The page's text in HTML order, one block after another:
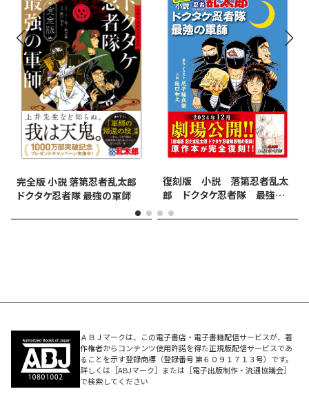
完全版 小説 落第忍者乱太郎
ドクタケ忍者隊 最強の軍師
復刻版 小説 落第忍者乱太
郎 ドクタケ忍者隊 最強の
軍師
ＡＢＪマークは、この電子書店・電子書籍配信サービスが、著
作権者からコンテンツ使用許諾を得た正規版配信サービスであ
ることを示す登録商標（登録番号 第６０９１７１３号）です。
詳しくは［ABJマーク］または［電子出版制作・流通協議会］
で検索してください